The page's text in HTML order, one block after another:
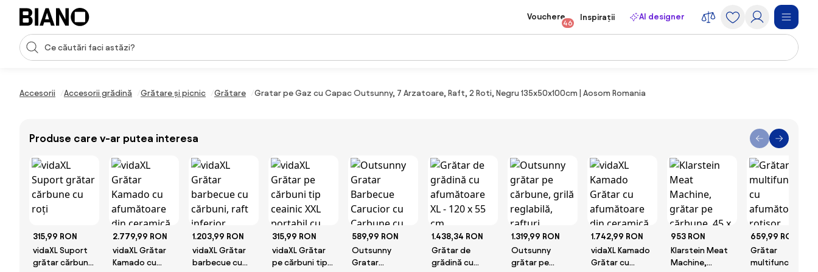
Sari peste navigare, accesează conținutul
Introducerea căutării
Vouchere
46
Inspirații AI designer
Accesorii Accesorii grădină Grătare și picnic Grătare Gratar pe Gaz cu Capac Outsunny, 7 Arzatoare, Raft, 2 Roti, Negru 135x50x100cm | Aosom Romania
Produse care v-ar putea interesa
315,99 RON
vidaXL Suport
grătar cărbune
2.779,99 RON
vidaXL Grătar
Kamado cu
1.203,99 RON
vidaXL Grătar
barbecue cu
315,99 RON
vidaXL Grătar
pe cărbuni tip
589,99 RON
Outsunny
Gratar
1.438,34 RON
Grătar de
grădină cu
1.319,99 RON
Outsunny
grătar pe
1.742,99 RON
vidaXL Kamado
Grătar cu
953 RON
Klarstein Meat
Machine,
659,99 RON
Grătar
multifuncțional